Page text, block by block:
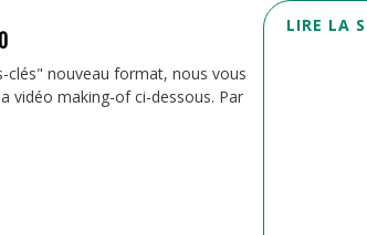
clés" nouveau format, nous vous
vidéo making-of ci-dessous. Par
LIRE LA